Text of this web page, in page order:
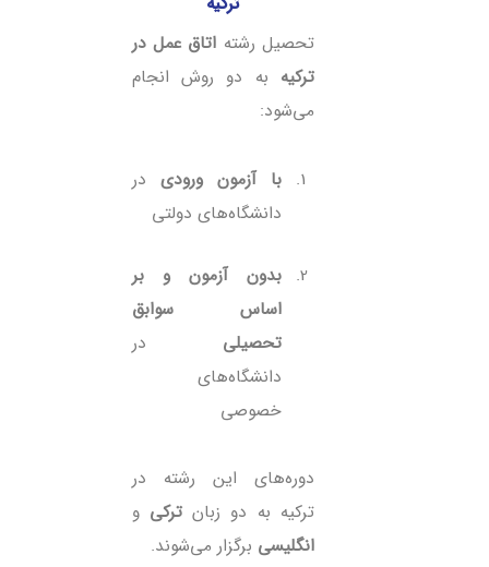
تحصیل رشته اتاق عمل در
ترکیه به دو روش انجام
می‌شود:
با آزمون ورودی در
دانشگاه‌های دولتی
بدون آزمون و بر
اساس سوابق
تحصیلی در
دانشگاه‌های
خصوصی
دوره‌های این رشته در
ترکیه به دو زبان ترکی و
انگلیسی برگزار می‌شوند.